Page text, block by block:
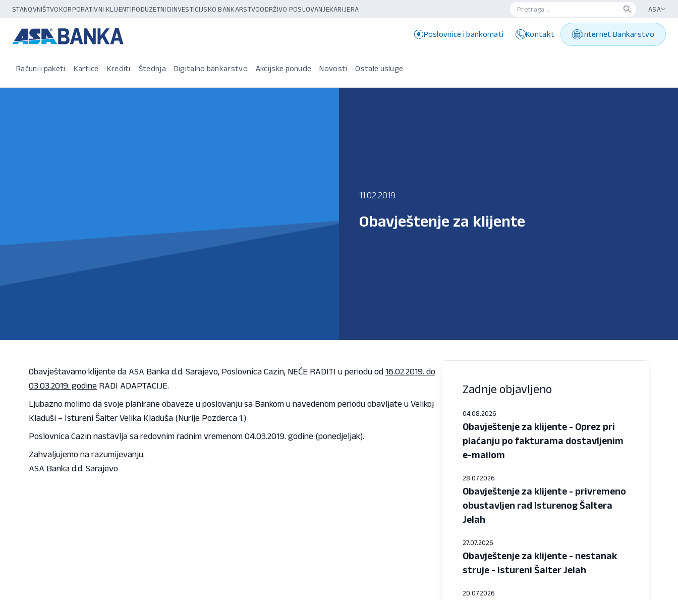
STANOVNIŠTVOKORPORATIVNI KLIJENTIPODUZETNICIINVESTICIJSKO BANKARSTVOODRŽIVO POSLOVANJEKARIJERA ASA
Poslovnice i bankomati Kontakt Internet Bankarstvo
Računi i paketi Kartice Krediti Štednja Digitalno bankarstvo Akcijske ponude Novosti Ostale usluge
11.02.2019
Obavještenje za klijente
Obavještavamo klijente da ASA Banka d.d. Sarajevo, Poslovnica Cazin, NEĆE RADITI u periodu od 16.02.2019. do
03.03.2019. godine RADI ADAPTACIJE.
Ljubazno molimo da svoje planirane obaveze u poslovanju sa Bankom u navedenom periodu obavljate u Velikoj
Kladuši – Istureni Šalter Velika Kladuša (Nurije Pozderca 1.)
Poslovnica Cazin nastavlja sa redovnim radnim vremenom 04.03.2019. godine (ponedjeljak).
Zahvaljujemo na razumijevanju.
ASA Banka d.d. Sarajevo
Zadnje objavljeno
04.08.2026
Obavještenje za klijente - Oprez pri
plaćanju po fakturama dostavljenim
e-mailom
28.07.2026
Obavještenje za klijente - privremeno
obustavljen rad Isturenog Šaltera
Jelah
27.07.2026
Obavještenje za klijente - nestanak
struje - Istureni Šalter Jelah
20.07.2026